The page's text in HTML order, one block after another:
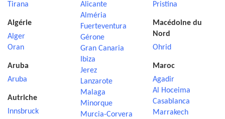
Tirana
Algérie
Alger
Oran
Aruba
Aruba
Autriche
Innsbruck
Alicante
Alméria
Fuerteventura
Gérone
Gran Canaria
Ibiza
Jerez
Lanzarote
Malaga
Minorque
Murcia-Corvera
Pristina
Macédoine du
Nord
Ohrid
Maroc
Agadir
Al Hoceima
Casablanca
Marrakech